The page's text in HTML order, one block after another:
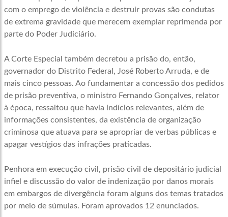
com o emprego de violência e destruir provas são condutas
de extrema gravidade que merecem exemplar reprimenda por
parte do Poder Judiciário.
A Corte Especial também decretou a prisão do, então,
governador do Distrito Federal, José Roberto Arruda, e de
mais cinco pessoas. Ao fundamentar a concessão dos pedidos
de prisão preventiva, o ministro Fernando Gonçalves, relator
à época, ressaltou que havia indícios relevantes, além de
informações consistentes, da existência de organização
criminosa que atuava para se apropriar de verbas públicas e
apagar vestígios das infrações praticadas.
Penhora em execução civil, prisão civil de depositário judicial
infiel e discussão do valor de indenização por danos morais
em embargos de divergência foram alguns dos temas tratados
por meio de súmulas. Foram aprovados 12 enunciados.